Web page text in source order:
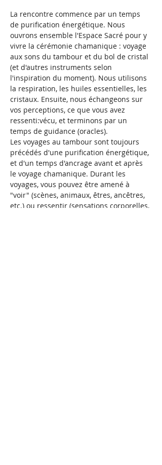
La rencontre commence par un temps
de purification énergétique. Nous
ouvrons ensemble l'Espace Sacré pour y
vivre la cérémonie chamanique : voyage
aux sons du tambour et du bol de cristal
(et d'autres instruments selon
l'inspiration du moment). Nous utilisons
la respiration, les huiles essentielles, les
cristaux. Ensuite, nous échangeons sur
vos perceptions, ce que vous avez
ressenti:vécu, et terminons par un
temps de guidance (oracles).
Les voyages au tambour sont toujours
précédés d'une purification énergétique,
et d'un temps d'ancrage avant et après
le voyage chamanique. Durant les
voyages, vous pouvez être amené à
"voir" (scènes, animaux, êtres, ancêtres,
etc.) ou ressentir (sensations corporelles,